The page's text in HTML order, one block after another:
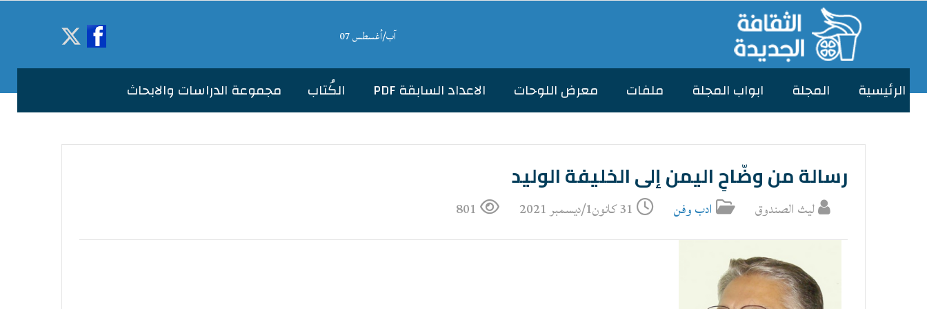
آب/أغسطس 07
الرئیسیة المجلة ابواب المجلة ملفات معرض اللوحات الاعداد السابقة PDF الكُتاب مجموعة الدراسات والابحاث
رسالة من وضّاحِ اليمن إلى الخليفة الوليد
ليث الصندوق ادب وفن 31 كانون1/ديسمبر 2021 801